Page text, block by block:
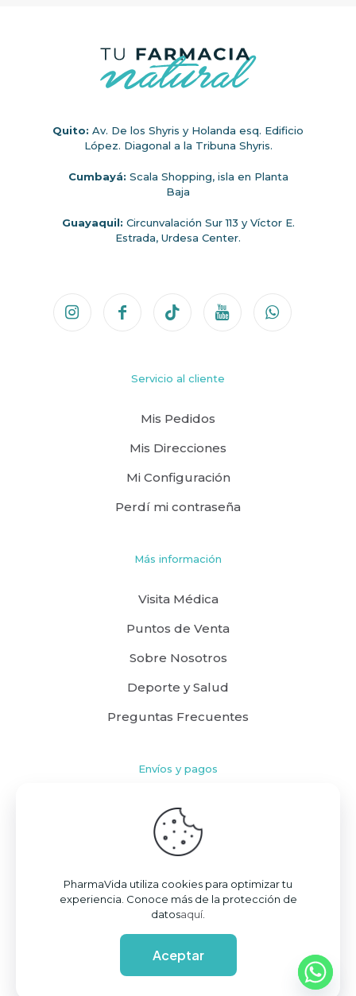
Quito: Av. De los Shyris y Holanda esq. Edificio
López. Diagonal a la Tribuna Shyris.
Cumbayá: Scala Shopping, isla en Planta
Baja
Guayaquil: Circunvalación Sur 113 y Víctor E.
Estrada, Urdesa Center.
Servicio al cliente
Mis Pedidos
Mis Direcciones
Mi Configuración
Perdí mi contraseña
Más información
Visita Médica
Puntos de Venta
Sobre Nosotros
Deporte y Salud
Preguntas Frecuentes
Envíos y pagos
Cómo comprar
Políticas de Envío
© 2026 PharmaVida S.A.S. | Todos los derechos reservados | Powered by
PharmaVida utiliza cookies para optimizar tu
experiencia. Conoce más de la protección de
datosaquí.
Aceptar